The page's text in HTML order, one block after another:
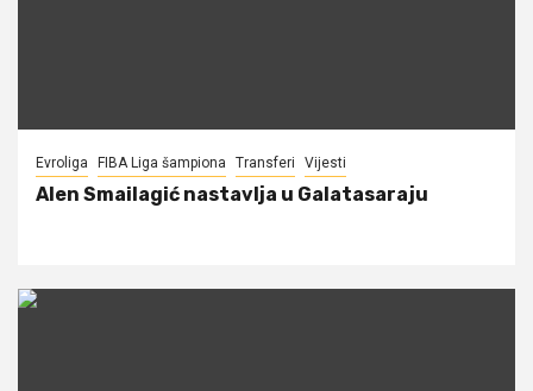
Evroliga FIBA Liga šampiona Transferi Vijesti
Alen Smailagić nastavlja u Galatasaraju